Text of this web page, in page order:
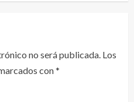
no será publicada. Los
con*